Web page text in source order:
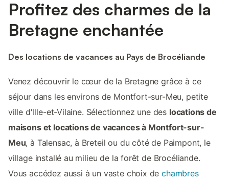
Profitez des charmes de la
Bretagne enchantée
Des locations de vacances au Pays de Brocéliande
Venez découvrir le cœur de la Bretagne grâce à ce
séjour dans les environs de Montfort-sur-Meu, petite
ville d'Ille-et-Vilaine. Sélectionnez une des locations de
maisons et locations de vacances à Montfort-sur-
Meu, à Talensac, à Breteil ou du côté de Paimpont, le
village installé au milieu de la forêt de Brocéliande.
Vous accédez aussi à un vaste choix dechambres